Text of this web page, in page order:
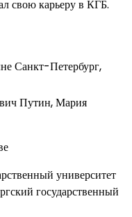
свою карьеру в КГБ.
Санкт-Петербург,
Путин, Мария
университет
государственный